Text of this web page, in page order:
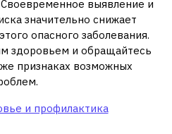
выявление и
значительно снижает
опасного заболевания.
здоровьем и обращайтесь
признаках возможных
и профилактика